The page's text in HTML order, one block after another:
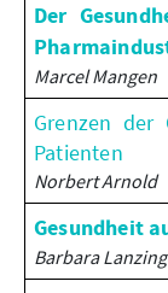
Der
Marcel Mangen
Grenzen
Patienten
Norbert Arnold
Gesundheit
Barbara